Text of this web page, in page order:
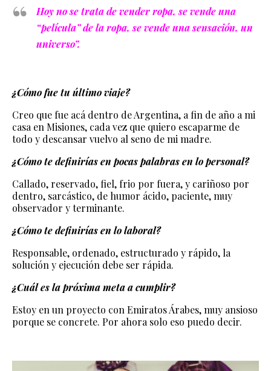
Hoy no se trata de vender ropa, se vende una
“película” de la ropa, se vende una sensación, un
universo”.
¿Cómo fue tu último viaje?
Creo que fue acá dentro de Argentina, a fin de año a mi
casa en Misiones, cada vez que quiero escaparme de
todo y descansar vuelvo al seno de mi madre.
¿Cómo te definirías en pocas palabras en lo personal?
Callado, reservado, fiel, frio por fuera, y cariñoso por
dentro, sarcástico, de humor ácido, paciente, muy
observador y terminante.
¿Cómo te definirías en lo laboral?
Responsable, ordenado, estructurado y rápido, la
solución y ejecución debe ser rápida.
¿Cuál es la próxima meta a cumplir?
Estoy en un proyecto con Emiratos Árabes, muy ansioso
porque se concrete. Por ahora solo eso puedo decir.